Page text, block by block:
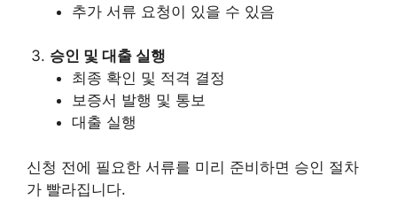
추가 서류 요청이 있을 수 있음
승인 및 대출 실행
최종 확인 및 적격 결정
보증서 발행 및 통보
대출 실행
신청 전에 필요한 서류를 미리 준비하면 승인 절차
가 빨라집니다.